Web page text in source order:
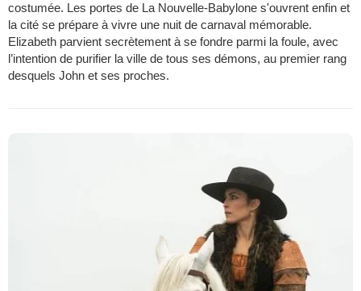
costumée. Les portes de La Nouvelle-Babylone s'ouvrent enfin et
la cité se prépare à vivre une nuit de carnaval mémorable.
Elizabeth parvient secrètement à se fondre parmi la foule, avec
l’intention de purifier la ville de tous ses démons, au premier rang
desquels John et ses proches.